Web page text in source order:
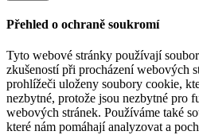
Přehled o ochraně soukromí
Tyto webové stránky používají
zkušeností při procházení webových
prohlížeči uloženy soubory cookie,
nezbytné, protože jsou nezbytné pro
webových stránek. Používáme také
které nám pomáhají analyzovat a